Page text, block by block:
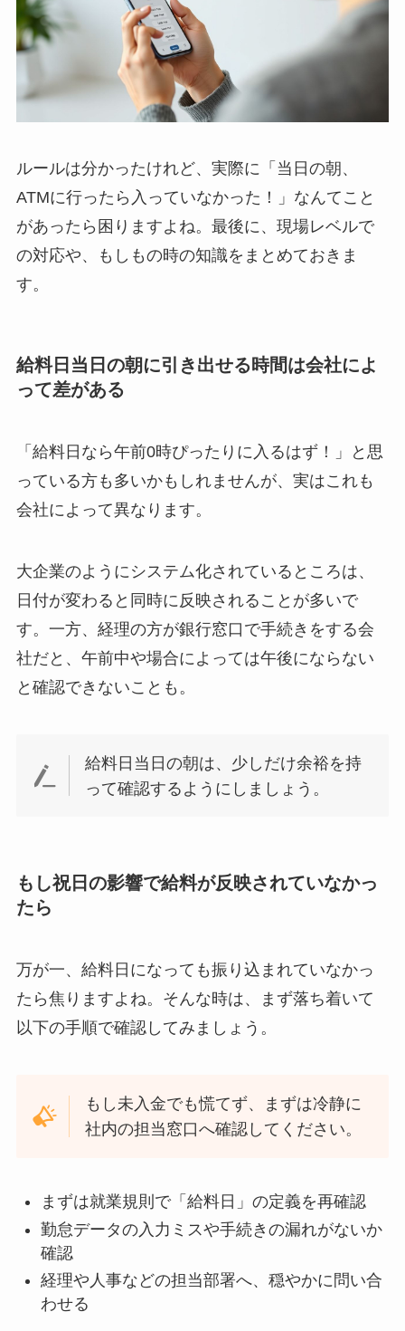
ルールは分かったけれど、実際に「当日の朝、
ATMに行ったら入っていなかった！」なんてこと
があったら困りますよね。最後に、現場レベルで
の対応や、もしもの時の知識をまとめておきま
す。
給料日当日の朝に引き出せる時間は会社によ
って差がある
「給料日なら午前0時ぴったりに入るはず！」と思
っている方も多いかもしれませんが、実はこれも
会社によって異なります。
大企業のようにシステム化されているところは、
日付が変わると同時に反映されることが多いで
す。一方、経理の方が銀行窓口で手続きをする会
社だと、午前中や場合によっては午後にならない
と確認できないことも。
給料日当日の朝は、少しだけ余裕を持
って確認するようにしましょう。
もし祝日の影響で給料が反映されていなかっ
たら
万が一、給料日になっても振り込まれていなかっ
たら焦りますよね。そんな時は、まず落ち着いて
以下の手順で確認してみましょう。
もし未入金でも慌てず、まずは冷静に
社内の担当窓口へ確認してください。
まずは就業規則で「給料日」の定義を再確認
勤怠データの入力ミスや手続きの漏れがないか
確認
経理や人事などの担当部署へ、穏やかに問い合
わせる